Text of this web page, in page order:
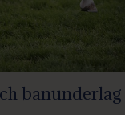
banunderlag